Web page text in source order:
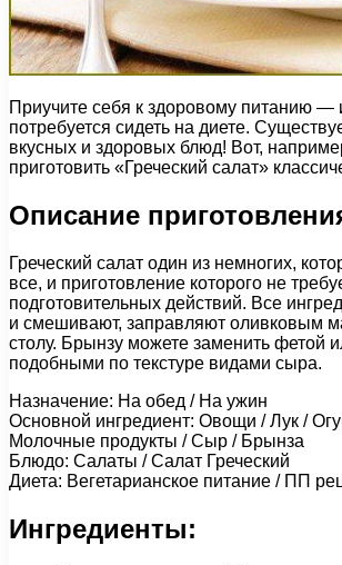
Приучите себя к здоровому питанию —
потребуется сидеть на диете.
вкусных и здоровых блюд! Вот,
приготовить «Греческий салат»
Описание
Греческий салат один из немногих,
все, и приготовление которого не
подготовительных действий. Все
и смешивают, заправляют оливковым
столу. Брынзу можете заменить фетой
подобными по текстуре видами сыра.
Назначение: На обед / На ужин
Основной ингредиент: Овощи / Лук /
Молочные продукты / Сыр / Брынза
Блюдо: Салаты / Салат Греческий
Диета: Вегетарианское питание / ПП
Ингредиенты: